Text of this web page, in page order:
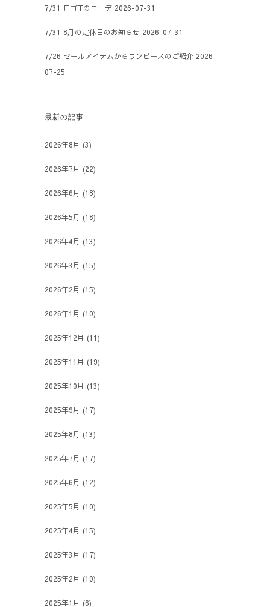
7/31 ロゴTのコーデ 2026-07-31
7/31 8月の定休日のお知らせ 2026-07-31
7/26 セールアイテムからワンピースのご紹介 2026-
07-25
最新の記事
2026年8月 (3)
2026年7月 (22)
2026年6月 (18)
2026年5月 (18)
2026年4月 (13)
2026年3月 (15)
2026年2月 (15)
2026年1月 (10)
2025年12月 (11)
2025年11月 (19)
2025年10月 (13)
2025年9月 (17)
2025年8月 (13)
2025年7月 (17)
2025年6月 (12)
2025年5月 (10)
2025年4月 (15)
2025年3月 (17)
2025年2月 (10)
2025年1月 (6)